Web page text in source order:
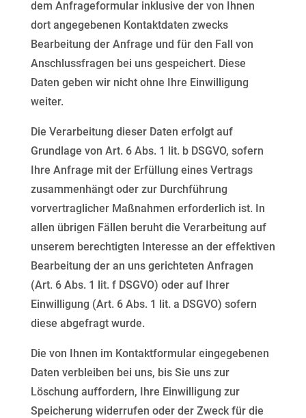
dem Anfrageformular inklusive der von Ihnen
dort angegebenen Kontaktdaten zwecks
Bearbeitung der Anfrage und für den Fall von
Anschlussfragen bei uns gespeichert. Diese
Daten geben wir nicht ohne Ihre Einwilligung
weiter.
Die Verarbeitung dieser Daten erfolgt auf
Grundlage von Art. 6 Abs. 1 lit. b DSGVO, sofern
Ihre Anfrage mit der Erfüllung eines Vertrags
zusammenhängt oder zur Durchführung
vorvertraglicher Maßnahmen erforderlich ist. In
allen übrigen Fällen beruht die Verarbeitung auf
unserem berechtigten Interesse an der effektiven
Bearbeitung der an uns gerichteten Anfragen
(Art. 6 Abs. 1 lit. f DSGVO) oder auf Ihrer
Einwilligung (Art. 6 Abs. 1 lit. a DSGVO) sofern
diese abgefragt wurde.
Die von Ihnen im Kontaktformular eingegebenen
Daten verbleiben bei uns, bis Sie uns zur
Löschung auffordern, Ihre Einwilligung zur
Speicherung widerrufen oder der Zweck für die